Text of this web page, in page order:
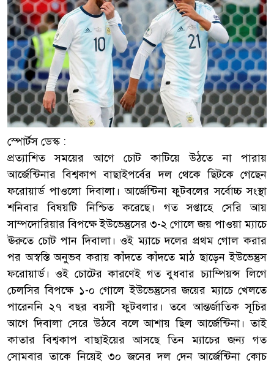
স্পোর্টস ডেস্ক :
প্রত্যাশিত সময়ের আগে চোট কাটিয়ে উঠতে না পারায়
আর্জেন্টিনার বিশ্বকাপ বাছাইপর্বের দল থেকে ছিটকে গেছেন
ফরোয়ার্ড পাওলো দিবালা। আর্জেন্টিনা ফুটবলের সর্বোচ্চ সংস্থা
শনিবার বিষয়টি নিশ্চিত করেছে। গত সপ্তাহে সেরি আয়
সাম্পদোরিয়ার বিপক্ষে ইউভেন্তুসের ৩-২ গোলে জয় পাওয়া ম্যাচে
ঊরুতে চোট পান দিবালা। ওই ম্যাচে দলের প্রথম গোল করার
পর অস্বস্তি অনুভব করায় কাঁদতে কাঁদতে মাঠ ছাড়েন ইউভেন্তুস
ফরোয়ার্ড। ওই চোটের কারণেই গত বুধবার চ্যাম্পিয়ন্স লিগে
চেলসির বিপক্ষে ১-০ গোলে ইউভেন্তুসের জয়ের ম্যাচে খেলতে
পারেননি ২৭ বছর বয়সী ফুটবলার। তবে আন্তর্জাতিক সূচির
আগে দিবালা সেরে উঠবে বলে আশায় ছিল আর্জেন্টিনা। তাই
কাতার বিশ্বকাপ বাছাইয়ের আসছে তিন ম্যাচের জন্য গত
সোমবার তাকে নিয়েই ৩০ জনের দল দেন আর্জেন্টিনা কোচ